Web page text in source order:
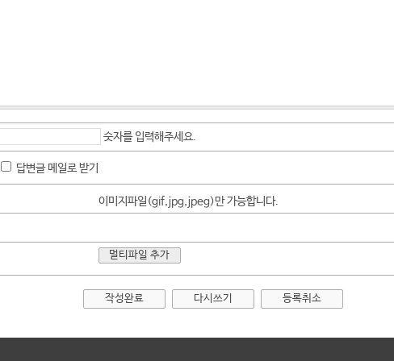
숫자를 입력해주세요.
답변글 메일로 받기
이미지파일(gif,jpg,jpeg)만 가능합니다.
멀티파일 추가
작성완료 다시쓰기 등록취소